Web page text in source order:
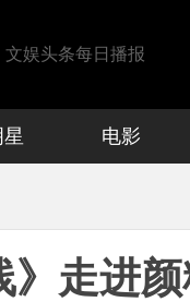
文娱头条每日播报
星 电影
》走进